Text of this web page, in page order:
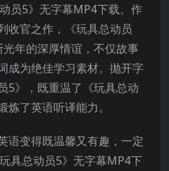
员5》无字幕MP4下载。作
收官之作，《玩具总动员
年的深厚情谊，不仅故事
成为绝佳学习素材。抛开字
5》，既重温了《玩具总动
炼了英语听译能力。
语变得既温馨又有趣，一定
具总动员5》无字幕MP4下